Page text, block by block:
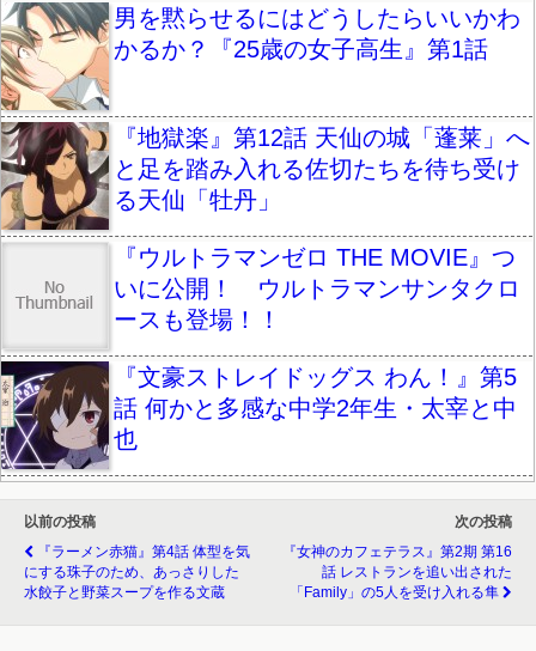
男を黙らせるにはどうしたらいいかわ
かるか？『25歳の女子高生』第1話
『地獄楽』第12話 天仙の城「蓬莱」へ
と足を踏み入れる佐切たちを待ち受け
る天仙「牡丹」
『ウルトラマンゼロ THE MOVIE』つ
いに公開！ ウルトラマンサンタクロ
ースも登場！！
『文豪ストレイドッグス わん！』第5
話 何かと多感な中学2年生・太宰と中
也
以前の投稿
『ラーメン赤猫』第4話 体型を気
にする珠子のため、あっさりした
水餃子と野菜スープを作る文蔵
次の投稿
『女神のカフェテラス』第2期 第16
話 レストランを追い出された
「Family」の5人を受け入れる隼